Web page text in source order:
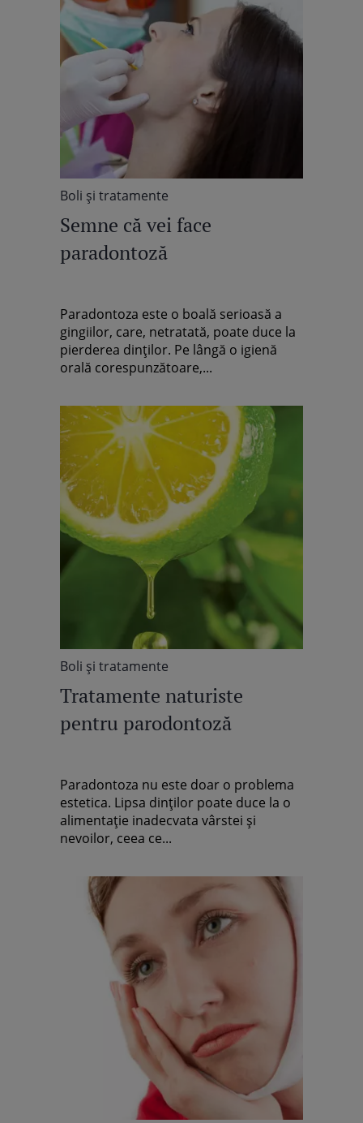
Boli şi tratamente
Semne că vei face
paradontoză
Paradontoza este o boală serioasă a
gingiilor, care, netratată, poate duce la
pierderea dinţilor. Pe lângă o igienă
orală corespunzătoare,...
Boli şi tratamente
Tratamente naturiste
pentru parodontoză
Paradontoza nu este doar o problema
estetica. Lipsa dinţilor poate duce la o
alimentaţie inadecvata vârstei şi
nevoilor, ceea ce...